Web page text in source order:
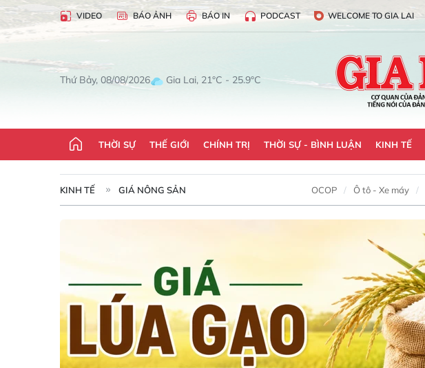
VIDEO BÁO ẢNH BÁO IN PODCAST WELCOME TO GIA LAI
Thứ Bảy, 08/08/2026 Gia Lai, 21°C - 25.9°C
THỜI SỰ THẾ GIỚI CHÍNH TRỊ THỜI SỰ - BÌNH LUẬN KINH TẾ
KINH TẾ GIÁ NÔNG SẢN OCOP Ô tô - Xe máy